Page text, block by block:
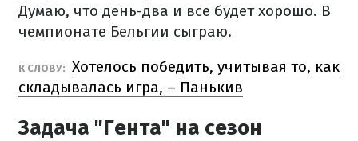
Думаю, что день-два и все будет хорошо. В
чемпионате Бельгии сыграю.
К СЛОВУ: Хотелось победить, учитывая то, как
складывалась игра, – Панькив
Задача "Гента" на сезон